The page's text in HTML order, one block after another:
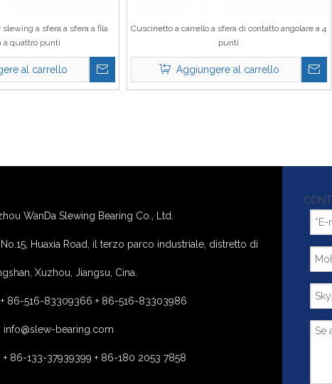
slewing a sfera a sfera a fila
a quattro punti
al carrello
Cuscinetto a carrello a sfera di contatto angolare a 4
punti
Aggiungere al carrello
WanDa Slewing Bearing Co., Ltd.
No.15, Huaxia Road, il terzo parco industriale, distretto di
Xuzhou, Jiangsu, Cina.
+ 86-516-83309366 + 86-516-83303986
info@slew-bearing.com
+ 86-133-37939399 + 86-180 2053 7858